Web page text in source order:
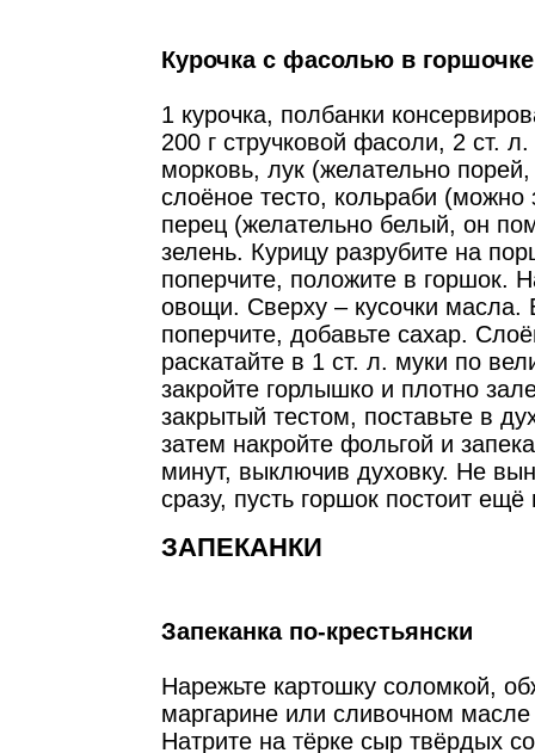
Курочка с фасолью в горшочке
1 курочка, полбанки
200 г стручковой фасоли, 2 ст.
морковь, лук (желательно
слоёное тесто, кольраби (можно
перец (желательно белый, он
зелень. Курицу разрубите на
поперчите, положите в горшок.
овощи. Сверху – кусочки масла.
поперчите, добавьте сахар.
раскатайте в 1 ст. л. муки по
закройте горлышко и плотно
закрытый тестом, поставьте в
затем накройте фольгой и
минут, выключив духовку. Не
сразу, пусть горшок постоит ещё
ЗАПЕКАНКИ
Запеканка по-крестьянски
Нарежьте картошку соломкой,
маргарине или сливочном масле
Натрите на тёрке сыр твёрдых